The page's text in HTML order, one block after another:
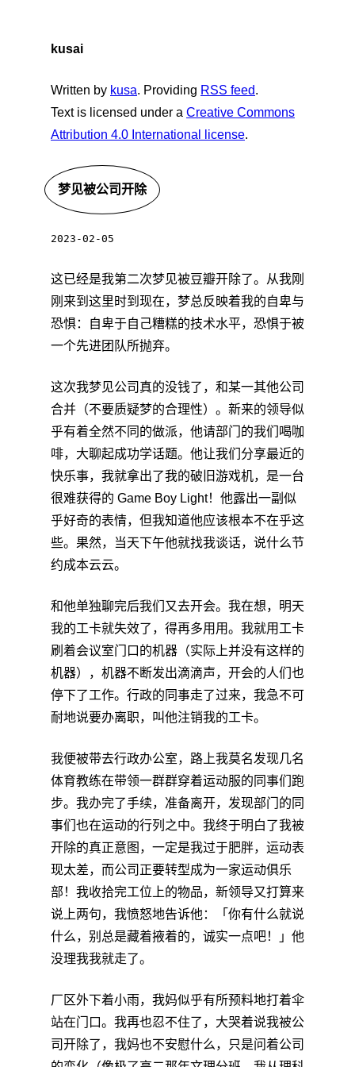
kusai
Written by kusa. Providing RSS feed.
Text is licensed under a Creative Commons
Attribution 4.0 International license.
梦见被公司开除
2023-02-05
这已经是我第二次梦见被豆瓣开除了。从我刚
刚来到这里时到现在，梦总反映着我的自卑与
恐惧：自卑于自己糟糕的技术水平，恐惧于被
一个先进团队所抛弃。
这次我梦见公司真的没钱了，和某一其他公司
合并（不要质疑梦的合理性）。新来的领导似
乎有着全然不同的做派，他请部门的我们喝咖
啡，大聊起成功学话题。他让我们分享最近的
快乐事，我就拿出了我的破旧游戏机，是一台
很难获得的 Game Boy Light！他露出一副似
乎好奇的表情，但我知道他应该根本不在乎这
些。果然，当天下午他就找我谈话，说什么节
约成本云云。
和他单独聊完后我们又去开会。我在想，明天
我的工卡就失效了，得再多用用。我就用工卡
刷着会议室门口的机器（实际上并没有这样的
机器），机器不断发出滴滴声，开会的人们也
停下了工作。行政的同事走了过来，我急不可
耐地说要办离职，叫他注销我的工卡。
我便被带去行政办公室，路上我莫名发现几名
体育教练在带领一群群穿着运动服的同事们跑
步。我办完了手续，准备离开，发现部门的同
事们也在运动的行列之中。我终于明白了我被
开除的真正意图，一定是我过于肥胖，运动表
现太差，而公司正要转型成为一家运动俱乐
部！我收拾完工位上的物品，新领导又打算来
说上两句，我愤怒地告诉他：「你有什么就说
什么，别总是藏着掖着的，诚实一点吧！」他
没理我我就走了。
厂区外下着小雨，我妈似乎有所预料地打着伞
站在门口。我再也忍不住了，大哭着说我被公
司开除了，我妈也不安慰什么，只是问着公司